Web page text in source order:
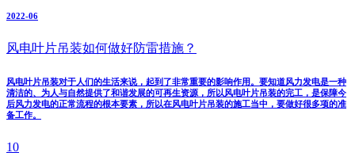
2022-06
风电叶片吊装如何做好防雷措施？
风电叶片吊装对于人们的生活来说，起到了非常重要的影响作用。要知道风力发电是一种
清洁的、为人与自然提供了和谐发展的可再生资源，所以风电叶片吊装的完工，是保障今
后风力发电的正常流程的根本要素，所以在风电叶片吊装的施工当中，要做好很多项的准
备工作。
10